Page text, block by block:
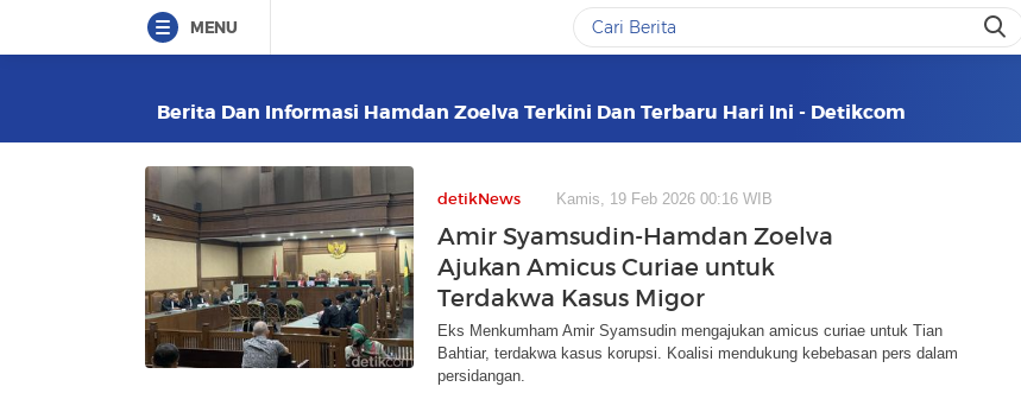
MENU
Berita Dan Informasi Hamdan Zoelva Terkini Dan Terbaru Hari Ini - Detikcom
detikNews Kamis, 19 Feb 2026 00:16 WIB
Amir Syamsudin-Hamdan Zoelva
Ajukan Amicus Curiae untuk
Terdakwa Kasus Migor
Eks Menkumham Amir Syamsudin mengajukan amicus curiae untuk Tian
Bahtiar, terdakwa kasus korupsi. Koalisi mendukung kebebasan pers dalam
persidangan.